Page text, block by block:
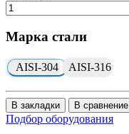
Марка стали
AISI-304 AISI-316
В закладки В сравнение
Подбор оборудования